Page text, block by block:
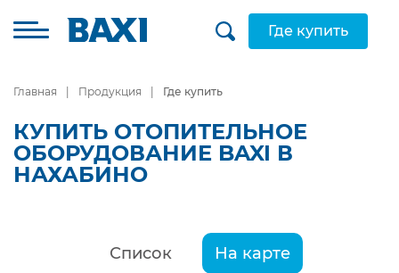
Где купить
Главная Продукция Где купить
КУПИТЬ ОТОПИТЕЛЬНОЕ
ОБОРУДОВАНИЕ BAXI В
НАХАБИНО
Список На карте